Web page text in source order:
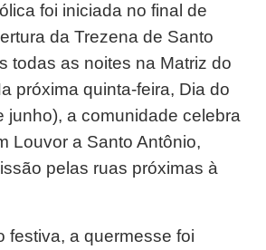
foi iniciada no final de
da Trezena de Santo
todas as noites na Matriz do
próxima quinta-feira, Dia do
junho), a comunidade celebra
Louvor a Santo Antônio,
pelas ruas próximas à
festiva, a quermesse foi